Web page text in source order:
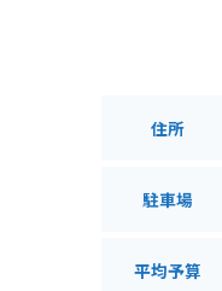
住所
駐車場
平均予算